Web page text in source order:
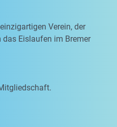
Verein, der
Eislaufen im Bremer